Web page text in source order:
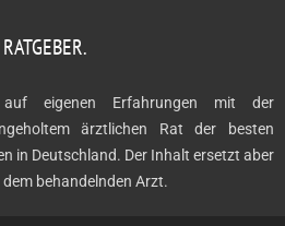
eigenen Erfahrungen mit der
ärztlichen Rat der besten
in Deutschland. Der Inhalt ersetzt aber
behandelnden Arzt.